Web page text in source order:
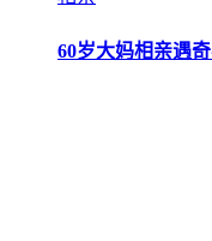
60岁大妈相亲遇